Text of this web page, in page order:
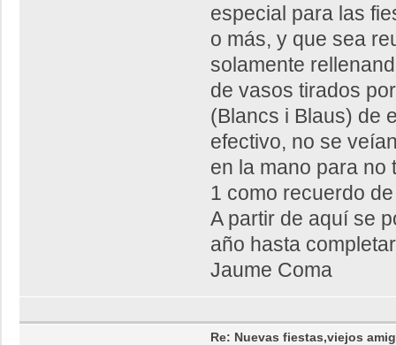
especial para las
o más, y que sea
solamente
de vasos tirados
(Blancs i Blaus) de
efectivo, no se
en la mano para no
1 como recuerdo
A partir de aquí se
año hasta
Jaume Coma
Re: Nuevas fiestas,viejos